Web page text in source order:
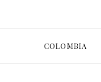
COLOMBIA